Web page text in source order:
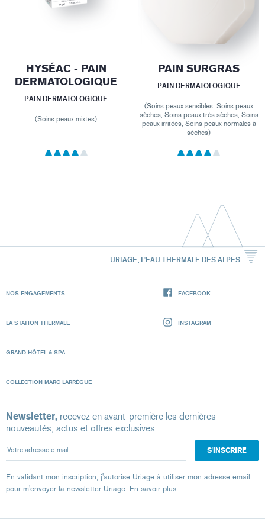
HYSÉAC - PAIN
DERMATOLOGIQUE
PAIN DERMATOLOGIQUE
(Soins peaux mixtes)
PAIN SURGRAS
PAIN DERMATOLOGIQUE
(Soins peaux sensibles, Soins peaux
sèches, Soins peaux très sèches, Soins
peaux irritées, Soins peaux normales à
sèches)
URIAGE, L'EAU THERMALE DES ALPES
NOS ENGAGEMENTS
LA STATION THERMALE
GRAND HÔTEL & SPA
COLLECTION MARC LARRÈGUE
FACEBOOK
INSTAGRAM
Newsletter, recevez en avant-première les dernières
nouveautés, actus et offres exclusives.
Votre adresse e-mail
En validant mon inscription, j'autorise Uriage à utiliser mon adresse email
pour m'envoyer la newsletter Uriage. En savoir plus